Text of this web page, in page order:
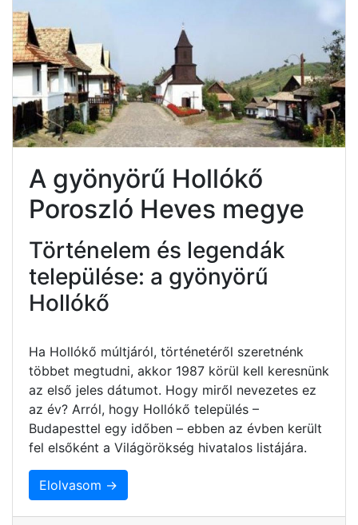
A gyönyörű Hollókő
Poroszló Heves megye
Történelem és legendák
települése: a gyönyörű
Hollókő
Ha Hollókő múltjáról, történetéről szeretnénk
többet megtudni, akkor 1987 körül kell keresnünk
az első jeles dátumot. Hogy miről nevezetes ez
az év? Arról, hogy Hollókő település –
Budapesttel egy időben – ebben az évben került
fel elsőként a Világörökség hivatalos listájára.
Elolvasom →